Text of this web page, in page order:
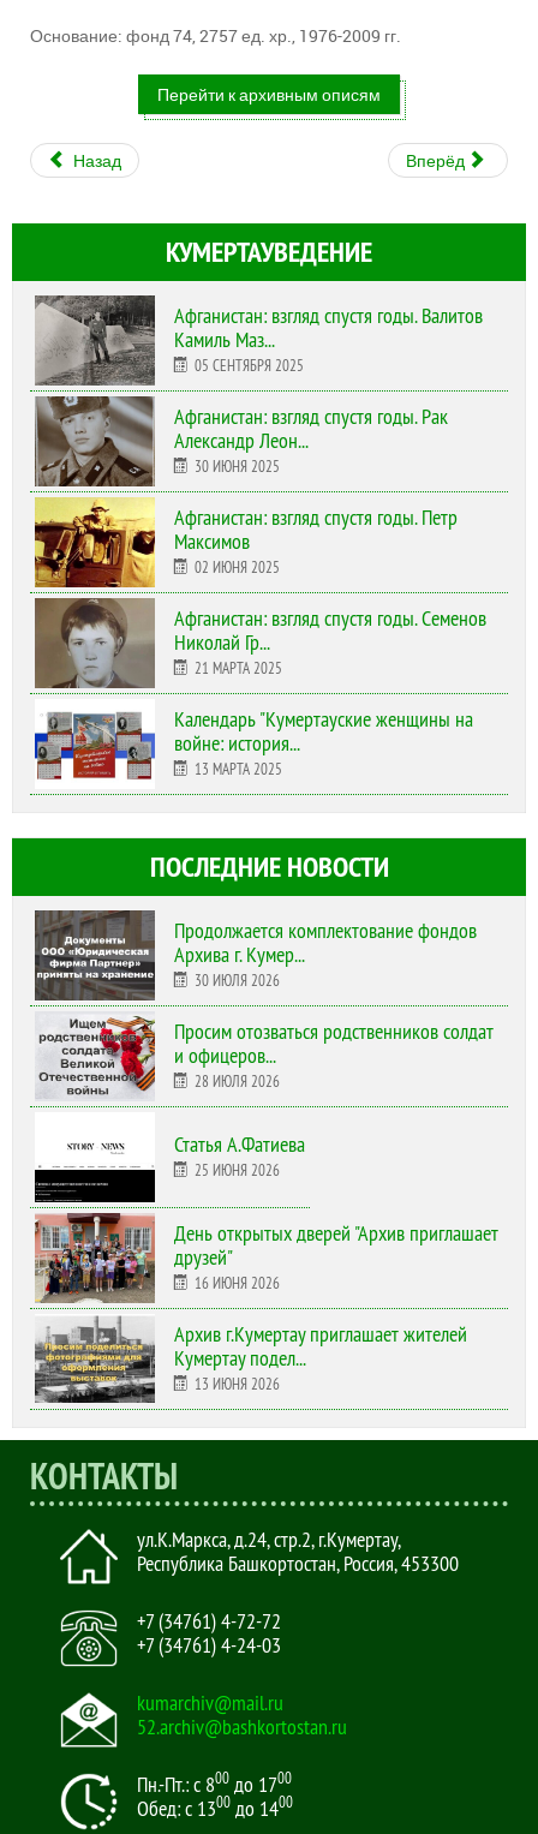
Основание: фонд 74, 2757 ед. хр., 1976-2009 гг.
Перейти к архивным описям
Назад Вперёд
КУМЕРТАУВЕДЕНИЕ
Афганистан: взгляд спустя годы. Валитов
Камиль Маз...
05 СЕНТЯБРЯ 2025
Афганистан: взгляд спустя годы. Рак
Александр Леон...
30 ИЮНЯ 2025
Афганистан: взгляд спустя годы. Петр
Максимов
02 ИЮНЯ 2025
Афганистан: взгляд спустя годы. Семенов
Николай Гр...
21 МАРТА 2025
Календарь "Кумертауские женщины на
войне: история...
13 МАРТА 2025
ПОСЛЕДНИЕ НОВОСТИ
Продолжается комплектование фондов
Архива г. Кумер...
30 ИЮЛЯ 2026
Просим отозваться родственников солдат
и офицеров...
28 ИЮЛЯ 2026
Статья А.Фатиева
25 ИЮНЯ 2026
День открытых дверей "Архив приглашает
друзей"
16 ИЮНЯ 2026
Архив г.Кумертау приглашает жителей
Кумертау подел...
13 ИЮНЯ 2026
КОНТАКТЫ
ул.К.Маркса, д.24, стр.2,г.Кумертау,
Республика Башкортостан, Россия,453300
+7 (34761) 4-72-72
+7 (34761) 4-24-03
kumarchiv@mail.ru
52.archiv@bashkortostan.ru
Пн.-Пт.: с 800 до 1700
Обед: с 1300 до 1400